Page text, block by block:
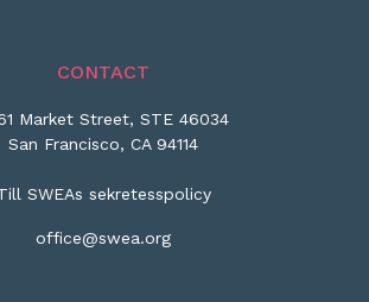
CONTACT
Market Street, STE 46034
San Francisco, CA 94114
SWEAs sekretesspolicy
office@swea.org